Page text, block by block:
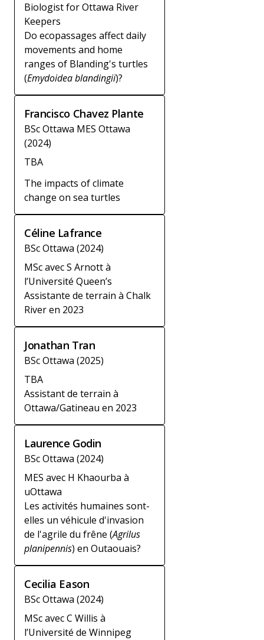
Biologist for Ottawa River
Keepers
Do ecopassages affect daily
movements and home
ranges of Blanding's turtles
(Emydoidea blandingii)?
Francisco Chavez Plante
BSc Ottawa MES Ottawa
(2024)
TBA
The impacts of climate
change on sea turtles
Céline Lafrance
BSc Ottawa (2024)
MSc avec S Arnott à
l’Université Queen’s
Assistante de terrain à Chalk
River en 2023
Jonathan Tran
BSc Ottawa (2025)
TBA
Assistant de terrain à
Ottawa/Gatineau en 2023
Laurence Godin
BSc Ottawa (2024)
MES avec H Khaourba à
uOttawa
Les activités humaines sont-
elles un véhicule d'invasion
de l'agrile du frêne (Agrilus
planipennis) en Outaouais?
Cecilia Eason
BSc Ottawa (2024)
MSc avec C Willis à
l’Université de Winnipeg